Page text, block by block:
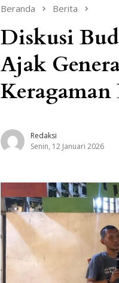
Beranda Berita
Diskusi
Ajak
Redaksi
Senin, 12 Januari 2026